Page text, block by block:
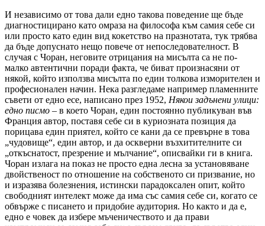
И независимо от това дали едно такова поведение ще бъде
диагностицирано като омраза на философа към самия себе си
или просто като един вид кокетство на празнотата, тук трябва
да бъде допуснато нещо повече от непоследователност. В
случая с Чоран, неговите отрицания на мисълта са не по-
малко автентични поради факта, че биват произнасяни от
някой, който използва мисълта по един толкова изморителен и
професионален начин. Нека разгледаме например пламенните
съвети от едно есе, написано през 1952, Някои задънени улици:
едно писмо – в което Чоран, един постоянно публикуван във
Франция автор, поставя себе си в куриозната позиция да
порицава един приятел, който се кани да се превърне в това
„чудовище“, един автор, и да оскверни възхитителните си
„откъснатост, презрение и мълчание“, описвайки ги в книга.
Чоран излага на показ не просто една лесна за установяване
двойственост по отношение на собственото си призвание, но
и изразява болезнения, истински парадоксален опит, който
свободният интелект може да има със самия себе си, когато се
обвърже с писането и придобие аудитория. Но както и да е,
едно е човек да избере мъченичеството и да прави